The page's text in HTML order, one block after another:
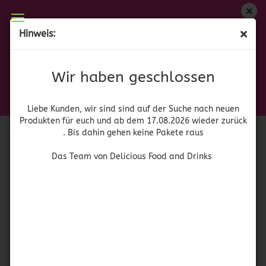
Hinweis:
Wir haben geschlossen
Liebe Kunden, wir sind sind auf der Suche nach neuen
Produkten für euch und ab dem 17.08.2026 wieder zurück
. Bis dahin gehen keine Pakete raus
Das Team von Delicious Food and Drinks
Wir haben geschlossen
zurück. Bis dahin gehen keine Pakete raus
Das Team von Delicious Food and Drinks
52960)